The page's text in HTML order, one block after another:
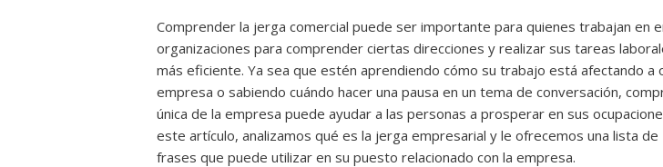
Comprender la jerga comercial puede ser importante para quienes trabajan en
organizaciones para comprender ciertas direcciones y realizar sus tareas
más eficiente. Ya sea que estén aprendiendo cómo su trabajo está afectando a
empresa o sabiendo cuándo hacer una pausa en un tema de conversación,
única de la empresa puede ayudar a las personas a prosperar en sus
este artículo, analizamos qué es la jerga empresarial y le ofrecemos una lista
frases que puede utilizar en su puesto relacionado con la empresa.